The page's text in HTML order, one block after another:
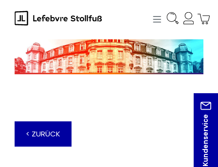
springen
Kundenservice
< ZURÜCK